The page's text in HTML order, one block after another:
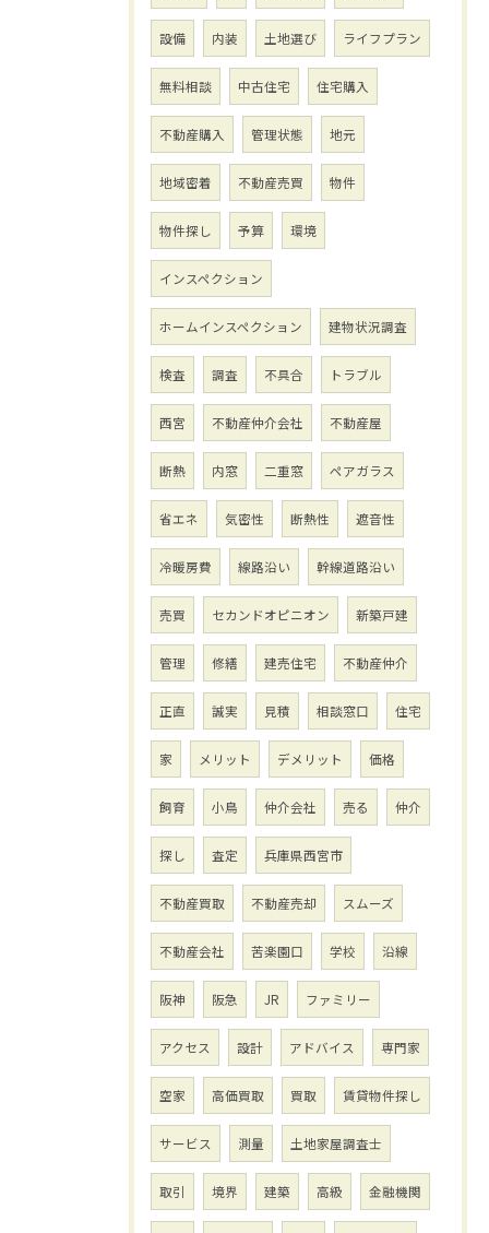
設備 内装 土地選び ライフプラン
無料相談 中古住宅 住宅購入
不動産購入 管理状態 地元
地域密着 不動産売買 物件
物件探し 予算 環境
インスペクション
ホームインスペクション 建物状況調査
検査 調査 不具合 トラブル
西宮 不動産仲介会社 不動産屋
断熱 内窓 二重窓 ペアガラス
省エネ 気密性 断熱性 遮音性
冷暖房費 線路沿い 幹線道路沿い
売買 セカンドオピニオン 新築戸建
管理 修繕 建売住宅 不動産仲介
正直 誠実 見積 相談窓口 住宅
家 メリット デメリット 価格
飼育 小鳥 仲介会社 売る 仲介
探し 査定 兵庫県西宮市
不動産買取 不動産売却 スムーズ
不動産会社 苦楽園口 学校 沿線
阪神 阪急 JR ファミリー
アクセス 設計 アドバイス 専門家
空家 高価買取 買取 賃貸物件探し
サービス 測量 土地家屋調査士
取引 境界 建築 高級 金融機関